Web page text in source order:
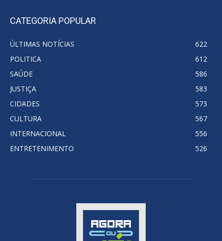
CATEGORIA POPULAR
ÚLTIMAS NOTÍCIAS
622
POLITICA
612
SAÚDE
586
JUSTIÇA
583
CIDADES
573
CULTURA
567
INTERNACIONAL
556
ENTRETENIMENTO
526